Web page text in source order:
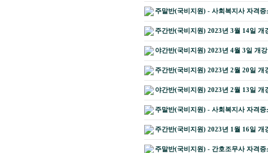
주말반(국비지원) - 사회복지사 자격
주간반(국비지원) 2023년 3월 14일 개
야간반(국비지원) 2023년 4월 3일 개
주간반(국비지원) 2023년 2월 20일 개
야간반(국비지원) 2023년 2월 13일 개
주말반(국비지원) - 사회복지사 자격
주간반(국비지원) 2023년 1월 16일 개
주말반(국비지원) - 간호조무사 자격